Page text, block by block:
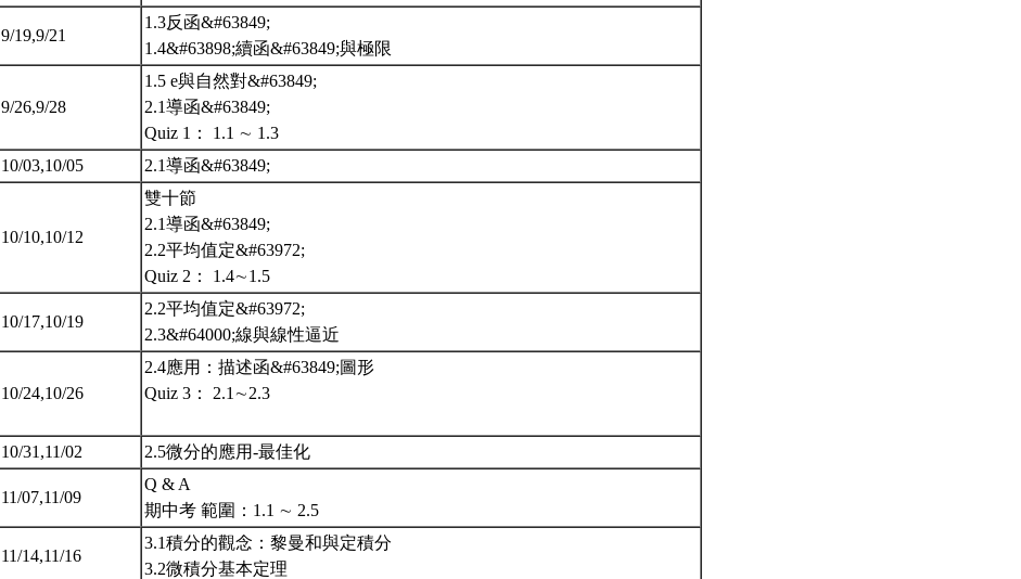
9/19,9/21
1.3反函&#63849;
1.4&#63898;續函&#63849;與極限
9/26,9/28
1.5 e與自然對&#63849;
2.1導函&#63849;
Quiz 1： 1.1 ∼ 1.3
10/03,10/05 2.1導函&#63849;
10/10,10/12
雙十節
2.1導函&#63849;
2.2平均值定&#63972;
Quiz 2： 1.4∼1.5
10/17,10/19
2.2平均值定&#63972;
2.3&#64000;線與線性逼近
10/24,10/26
2.4應用：描述函&#63849;圖形
Quiz 3： 2.1∼2.3
10/31,11/02 2.5微分的應用-最佳化
11/07,11/09
Q & A
期中考 範圍：1.1 ∼ 2.5
11/14,11/16
3.1積分的觀念：黎曼和與定積分
3.2微積分基本定理